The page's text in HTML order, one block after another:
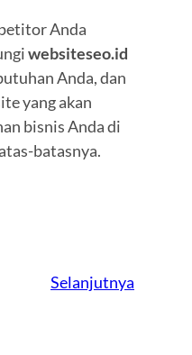
Anda
websiteseo.id
Anda, dan
yang akan
bisnis Anda di
batasnya.
Selanjutnya